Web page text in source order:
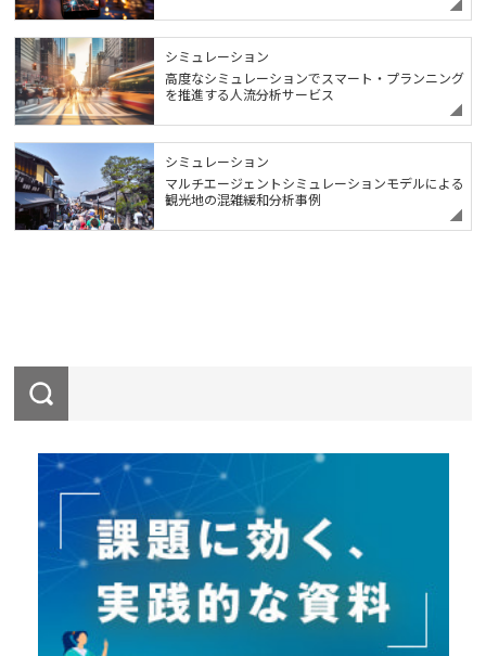
シミュレーション
高度なシミュレーションでスマート・プランニング
を推進する人流分析サービス
シミュレーション
マルチエージェントシミュレーションモデルによる
観光地の混雑緩和分析事例